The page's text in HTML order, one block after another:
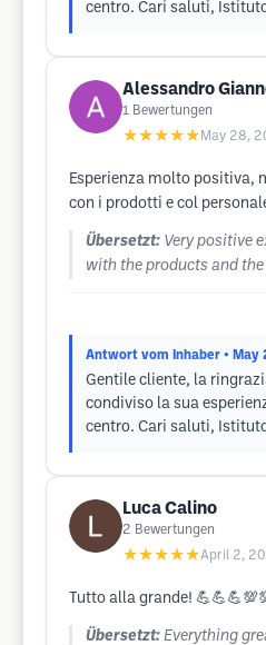
centro. Cari saluti,
Alessandro
1 Bewertungen
★★★★★ May 28,
Esperienza molto positiva,
con i prodotti e col
Übersetzt: Very positive
with the products and
Antwort vom Inhaber • May
Gentile cliente, la
condiviso la sua
centro. Cari saluti,
Luca Calino
2 Bewertungen
★★★★★April 2,
Tutto alla grande!
Übersetzt: Everything